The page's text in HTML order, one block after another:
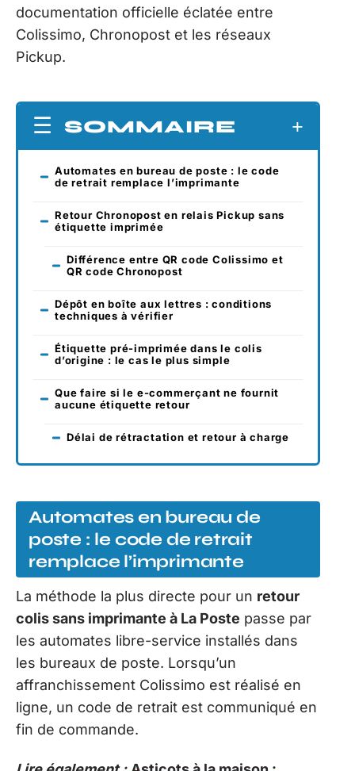
documentation officielle éclatée entre
Colissimo, Chronopost et les réseaux
Pickup.
SOMMAIRE
Automates en bureau de poste : le code
de retrait remplace l’imprimante
Retour Chronopost en relais Pickup sans
étiquette imprimée
Différence entre QR code Colissimo et
QR code Chronopost
Dépôt en boîte aux lettres : conditions
techniques à vérifier
Étiquette pré-imprimée dans le colis
d’origine : le cas le plus simple
Que faire si le e-commerçant ne fournit
aucune étiquette retour
Délai de rétractation et retour à charge
Automates en bureau de
poste : le code de retrait
remplace l’imprimante
La méthode la plus directe pour un retour
colis sans imprimante à La Poste passe par
les automates libre-service installés dans
les bureaux de poste. Lorsqu’un
affranchissement Colissimo est réalisé en
ligne, un code de retrait est communiqué en
fin de commande.